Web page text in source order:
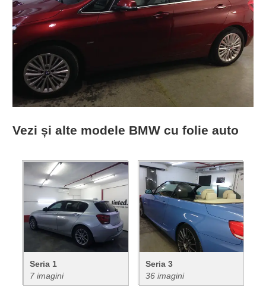
Vezi și alte modele BMW cu folie auto
Seria 1
7 imagini
Seria 3
36 imagini